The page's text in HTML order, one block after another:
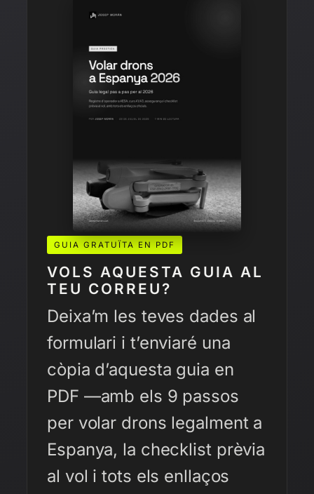
GUIA GRATUÏTA EN PDF
VOLS AQUESTA GUIA AL
TEU CORREU?
Deixa’m les teves dades al
formulari i t’enviaré una
còpia d’aquesta guia en
PDF —amb els 9 passos
per volar drons legalment a
Espanya, la checklist prèvia
al vol i tots els enllaços